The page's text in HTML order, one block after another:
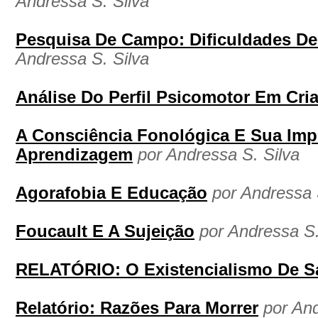
Pesquisa De Campo: Dificuldades
Andressa S. Silva
Análise Do Perfil Psicomotor Em
A Consciência Fonológica E Sua
Aprendizagem por Andressa S. Silva
Agorafobia E Educação por Andressa
Foucault E A Sujeição por Andressa
RELATÓRIO: O Existencialismo De
Relatório: Razões Para Morrer por